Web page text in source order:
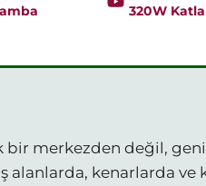
320W
bir merkezden değil,
alanlarda, kenarlarda ve